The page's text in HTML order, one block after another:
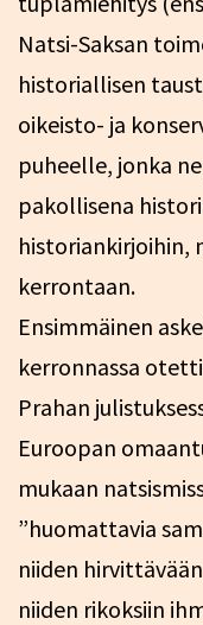
Natsi-Saksan
historiallisen
oikeisto- ja
puheelle, jonka
pakollisena
historiankirjoihin,
kerrontaan.
Ensimmäinen
kerronnassa
Prahan
Euroopan
mukaan
”huomattavia
niiden
niiden rikoksiin